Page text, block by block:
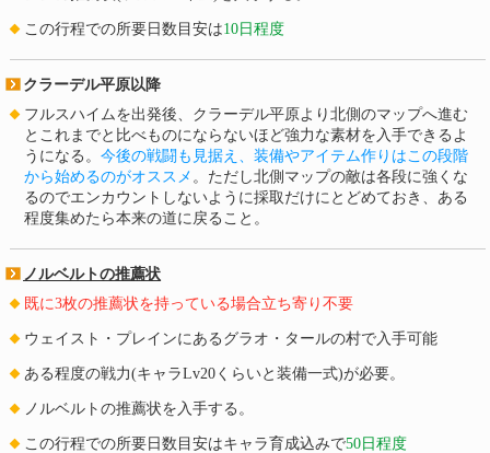
この行程での所要日数目安は10日程度
クラーデル平原以降
フルスハイムを出発後、クラーデル平原より北側のマップへ進む
とこれまでと比べものにならないほど強力な素材を入手できるよ
うになる。今後の戦闘も見据え、装備やアイテム作りはこの段階
から始めるのがオススメ 。ただし北側マップの敵は各段に強くな
るのでエンカウントしないように採取だけにとどめておき、ある
程度集めたら本来の道に戻ること。
ノルベルトの推薦状
既に3枚の推薦状を持っている場合立ち寄り不要
ウェイスト・プレインにあるグラオ・タールの村で入手可能
ある程度の戦力(キャラLv20くらいと装備一式)が必要。
ノルベルトの推薦状を入手する。
この行程での所要日数目安はキャラ育成込みで50日程度